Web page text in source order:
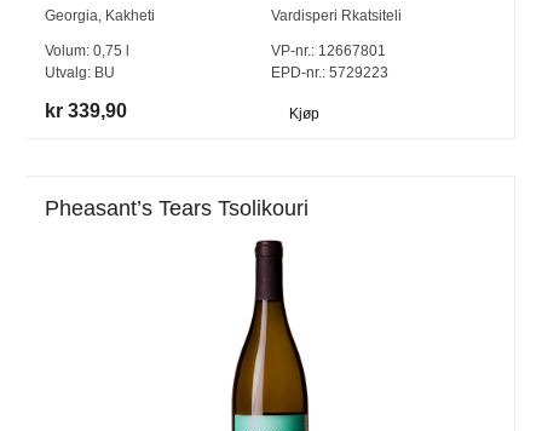
Georgia, Kakheti Vardisperi Rkatsiteli
Volum:0,75
Utvalg: BU
VP-nr.:12667801
EPD-nr.: 5729223
kr 339,90 Kjøp
Pheasant’s Tears Tsolikouri